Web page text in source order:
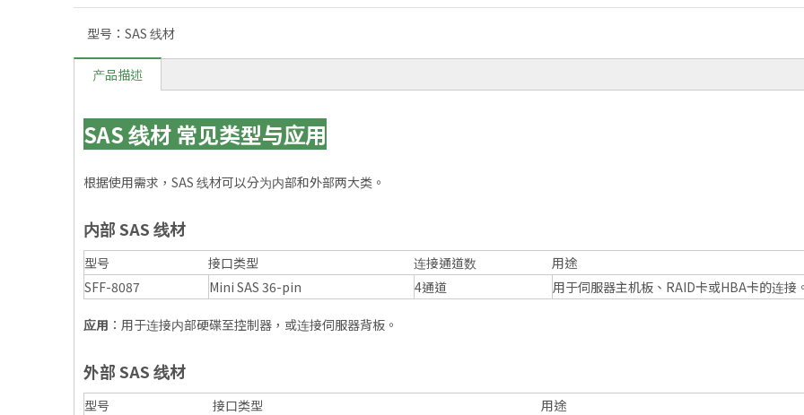
型号： SAS 线材
产品描述
SAS 线材 常见类型与应用
根据使用需求，SAS 线材可以分为内部和外部两大类。
内部 SAS 线材
型号 接口类型 连接通道数
用途
SFF-8087
Mini SAS 36-pin 4通道 用于伺服器主机板、RAID卡或HBA卡的连接
应用 ：用于连接内部硬碟至控制器，或连接伺服器背板。
外部 SAS 线材
型号 接口类型
用途